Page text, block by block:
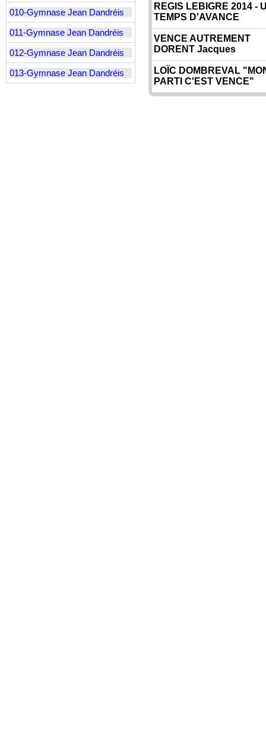
010-Gymnase Jean Dandréis
011-Gymnase Jean Dandréis
012-Gymnase Jean Dandréis
013-Gymnase Jean Dandréis
REGIS LEBIGRE 2014 -
TEMPS D'AVANCE
VENCE AUTREMENT
DORENT Jacques
LOÏC DOMBREVAL
PARTI C'EST VENCE"